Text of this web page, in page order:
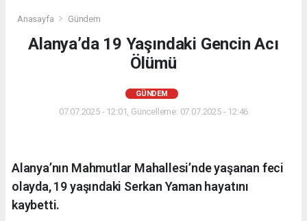
Anasayfa Gündem
Alanya’da 19 Yaşındaki Gencin Acı
Ölümü
GÜNDEM
07.07.2025 - 12:01, Güncelleme: 07.07.2025 - 12:46
Alanya’nın Mahmutlar Mahallesi’nde yaşanan feci
olayda, 19 yaşındaki Serkan Yaman hayatını
kaybetti.